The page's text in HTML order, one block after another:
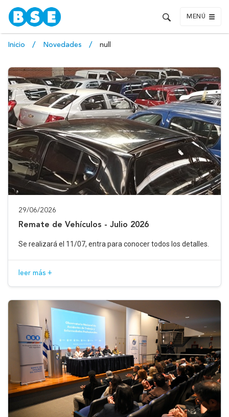
MENÚ
Inicio Novedades null
29/06/2026
Remate de Vehículos - Julio 2026
Se realizará el 11/07, entra para conocer todos los detalles.
leer más +